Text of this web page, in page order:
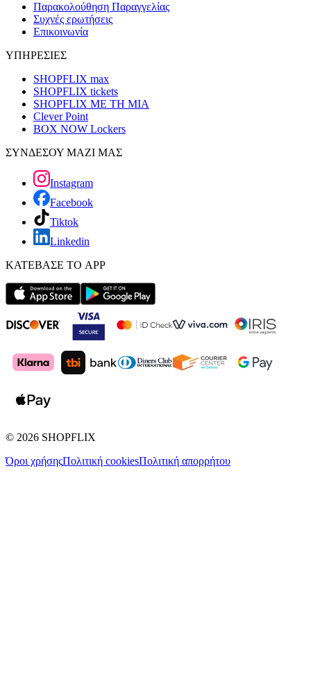
Παρακολούθηση Παραγγελίας
Συχνές ερωτήσεις
Επικοινωνία
ΥΠΗΡΕΣΙΕΣ
SHOPFLIX max
SHOPFLIX tickets
SHOPFLIX ΜΕ ΤΗ ΜΙΑ
Clever Point
BOX NOW Lockers
ΣΥΝΔΕΣΟΥ ΜΑΖΙ ΜΑΣ
Instagram
Facebook
Tiktok
Linkedin
ΚΑΤΕΒΑΣΕ ΤΟ APP
© 2026 SHOPFLIX
Όροι χρήσηςΠολιτική cookiesΠολιτική απορρήτου